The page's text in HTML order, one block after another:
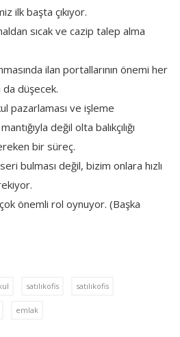
ilk başta çıkıyor.
sıcak ve cazip talep alma
ilan portallarının önemi her
düşecek.
pazarlaması ve işleme
değil olta balıkçılığı
bir süreç.
bulması değil, bizim onlara hızlı
önemli rol oynuyor. (Başka
satılıkofis satılıkofis
emlak